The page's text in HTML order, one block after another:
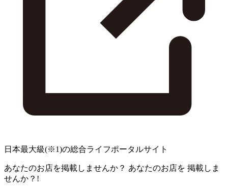
日本最大級(※1)の総合ライフポータルサイト
あなたのお店を掲載しませんか？ あなたのお店を 掲載しま
せんか？!